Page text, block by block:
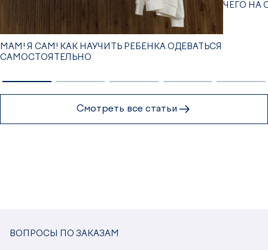
МАМ! Я САМ! КАК НАУЧИТЬ РЕБЕНКА ОДЕВАТЬСЯ
САМОСТОЯТЕЛЬНО
ЧЕГО НА
Смотреть все статьи
ВОПРОСЫ ПО ЗАКАЗАМ